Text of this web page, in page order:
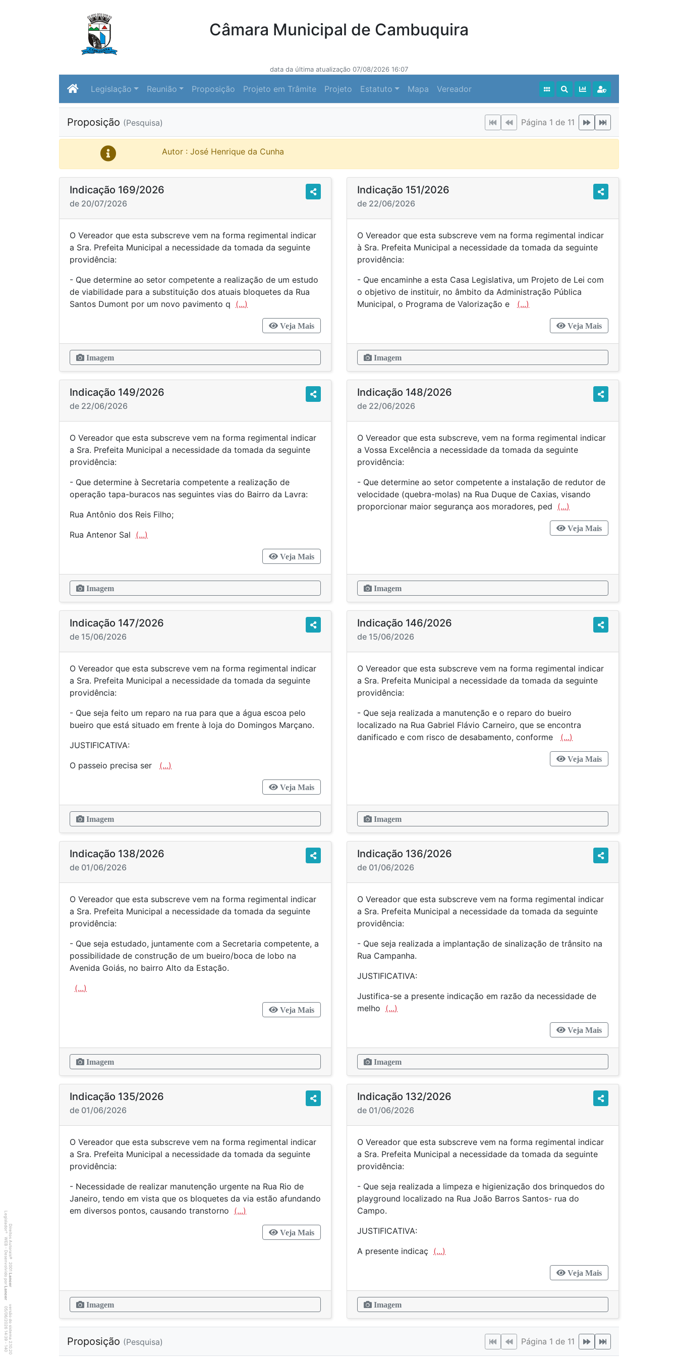
Câmara Municipal de Cambuquira
data da última atualização 07/08/2026 16:07
Legislação Reunião Proposição Projeto em Trâmite Projeto Estatuto Mapa Vereador
Proposição (Pesquisa) Página 1 de 11
Autor : José Henrique da Cunha
Indicação 169/2026
de 20/07/2026
O Vereador que esta subscreve vem na forma regimental indicar
a Sra. Prefeita Municipal a necessidade da tomada da seguinte
providência:
- Que determine ao setor competente a realização de um estudo
de viabilidade para a substituição dos atuais bloquetes da Rua
Santos Dumont por um novo pavimento q (...)
Veja Mais
Imagem
Indicação 151/2026
de 22/06/2026
O Vereador que esta subscreve vem na forma regimental indicar
à Sra. Prefeita Municipal a necessidade da tomada da seguinte
providência:
- Que encaminhe a esta Casa Legislativa, um Projeto de Lei com
o objetivo de instituir, no âmbito da Administração Pública
Municipal, o Programa de Valorização e (...)
Veja Mais
Imagem
Indicação 149/2026
de 22/06/2026
O Vereador que esta subscreve vem na forma regimental indicar
a Sra. Prefeita Municipal a necessidade da tomada da seguinte
providência:
- Que determine à Secretaria competente a realização de
operação tapa-buracos nas seguintes vias do Bairro da Lavra:
Rua Antônio dos Reis Filho;
Rua Antenor Sal (...)
Veja Mais
Imagem
Indicação 148/2026
de 22/06/2026
O Vereador que esta subscreve, vem na forma regimental indicar
a Vossa Excelência a necessidade da tomada da seguinte
providência:
- Que determine ao setor competente a instalação de redutor de
velocidade (quebra-molas) na Rua Duque de Caxias, visando
proporcionar maior segurança aos moradores, ped (...)
Veja Mais
Imagem
Indicação 147/2026
de 15/06/2026
O Vereador que esta subscreve vem na forma regimental indicar
a Sra. Prefeita Municipal a necessidade da tomada da seguinte
providência:
- Que seja feito um reparo na rua para que a água escoa pelo
bueiro que está situado em frente à loja do Domingos Marçano.
JUSTIFICATIVA:
O passeio precisa ser (...)
Veja Mais
Imagem
Indicação 146/2026
de 15/06/2026
O Vereador que esta subscreve vem na forma regimental indicar
a Sra. Prefeita Municipal a necessidade da tomada da seguinte
providência:
- Que seja realizada a manutenção e o reparo do bueiro
localizado na Rua Gabriel Flávio Carneiro, que se encontra
danificado e com risco de desabamento, conforme (...)
Veja Mais
Imagem
Indicação 138/2026
de 01/06/2026
O Vereador que esta subscreve vem na forma regimental indicar
a Sra. Prefeita Municipal a necessidade da tomada da seguinte
providência:
- Que seja estudado, juntamente com a Secretaria competente, a
possibilidade de construção de um bueiro/boca de lobo na
Avenida Goiás, no bairro Alto da Estação.
(...)
Veja Mais
Imagem
Indicação 136/2026
de 01/06/2026
O Vereador que esta subscreve vem na forma regimental indicar
a Sra. Prefeita Municipal a necessidade da tomada da seguinte
providência:
- Que seja realizada a implantação de sinalização de trânsito na
Rua Campanha.
JUSTIFICATIVA:
Justifica-se a presente indicação em razão da necessidade de
melho (...)
Veja Mais
Imagem
Indicação 135/2026
de 01/06/2026
O Vereador que esta subscreve vem na forma regimental indicar
a Sra. Prefeita Municipal a necessidade da tomada da seguinte
providência:
- Necessidade de realizar manutenção urgente na Rua Rio de
Janeiro, tendo em vista que os bloquetes da via estão afundando
em diversos pontos, causando transtorno (...)
Veja Mais
Imagem
Indicação 132/2026
de 01/06/2026
O Vereador que esta subscreve vem na forma regimental indicar
a Sra. Prefeita Municipal a necessidade da tomada da seguinte
providência:
- Que seja realizada a limpeza e higienização dos brinquedos do
playground localizado na Rua João Barros Santos- rua do
Campo.
JUSTIFICATIVA:
A presente indicaç (...)
Veja Mais
Imagem
Proposição (Pesquisa) Página 1 de 11
Direitos Autorais
©
2001
Lancer
Legislador
®
WEB - Desenvolvido por
Lancer
versão do sistema 2.10.20
1
4
0
-
4
:3
9
0
5
/
0
6
/
2
0
2
6